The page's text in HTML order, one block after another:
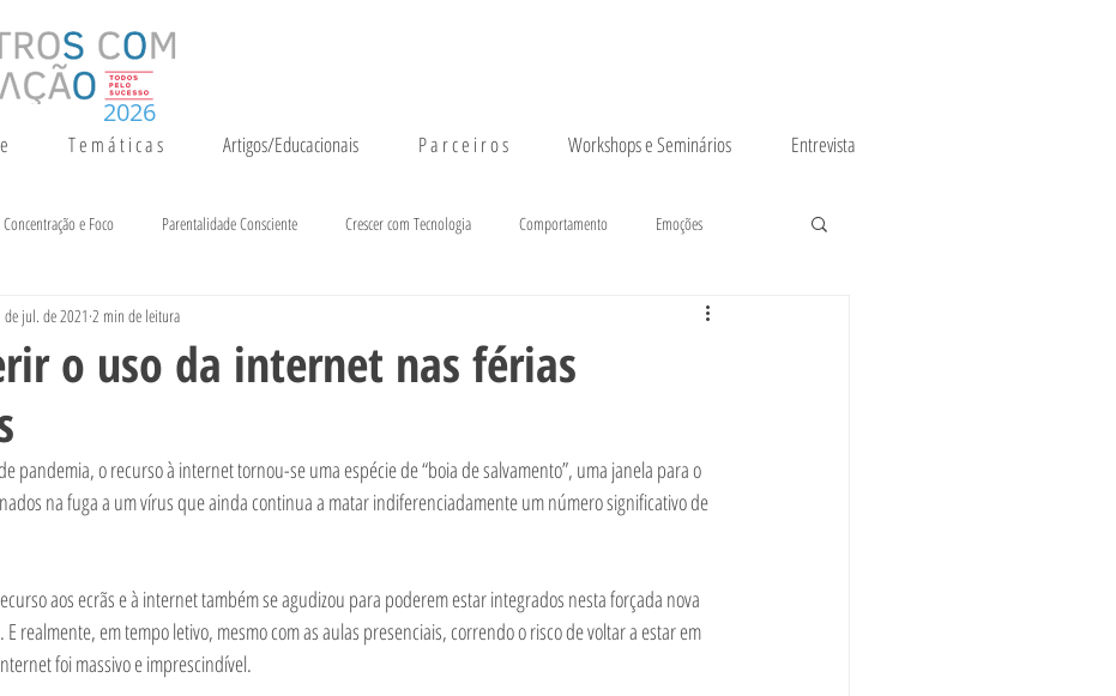
T e m á t i c a s Artigos/Educacionais P a r c e i r o s Workshops e Seminários Entrevista
2026
Concentração e Foco Parentalidade Consciente Crescer com Tecnologia Comportamento Emoções
Alimentação e Crescimento
o uso da internet nas férias
de jul. de 2021 2 min de leitura
pandemia, o recurso à internet tornou-se uma espécie de “boia de salvamento”, uma janela para o
na fuga a um vírus que ainda continua a matar indiferenciadamente um número significativo de
aos ecrãs e à internet também se agudizou para poderem estar integrados nesta forçada nova
realmente, em tempo letivo, mesmo com as aulas presenciais, correndo o risco de voltar a estar em
foi massivo e imprescindível.